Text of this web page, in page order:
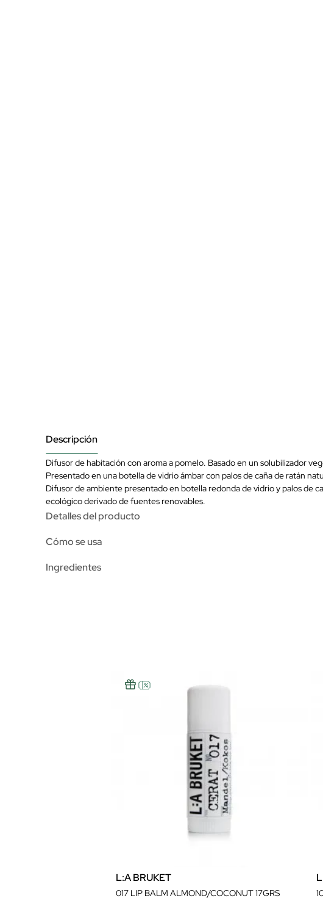
Descripción
Difusor de habitación con aroma a pomelo. Basado en un solubilizador
Presentado en una botella de vidrio ámbar con palos de caña de ratán
Difusor de ambiente presentado en botella redonda de vidrio y palos de
ecológico derivado de fuentes renovables.
Detalles del producto
Cómo se usa
Ingredientes
L:A BRUKET
017 LIP BALM ALMOND/COCONUT 17GRS